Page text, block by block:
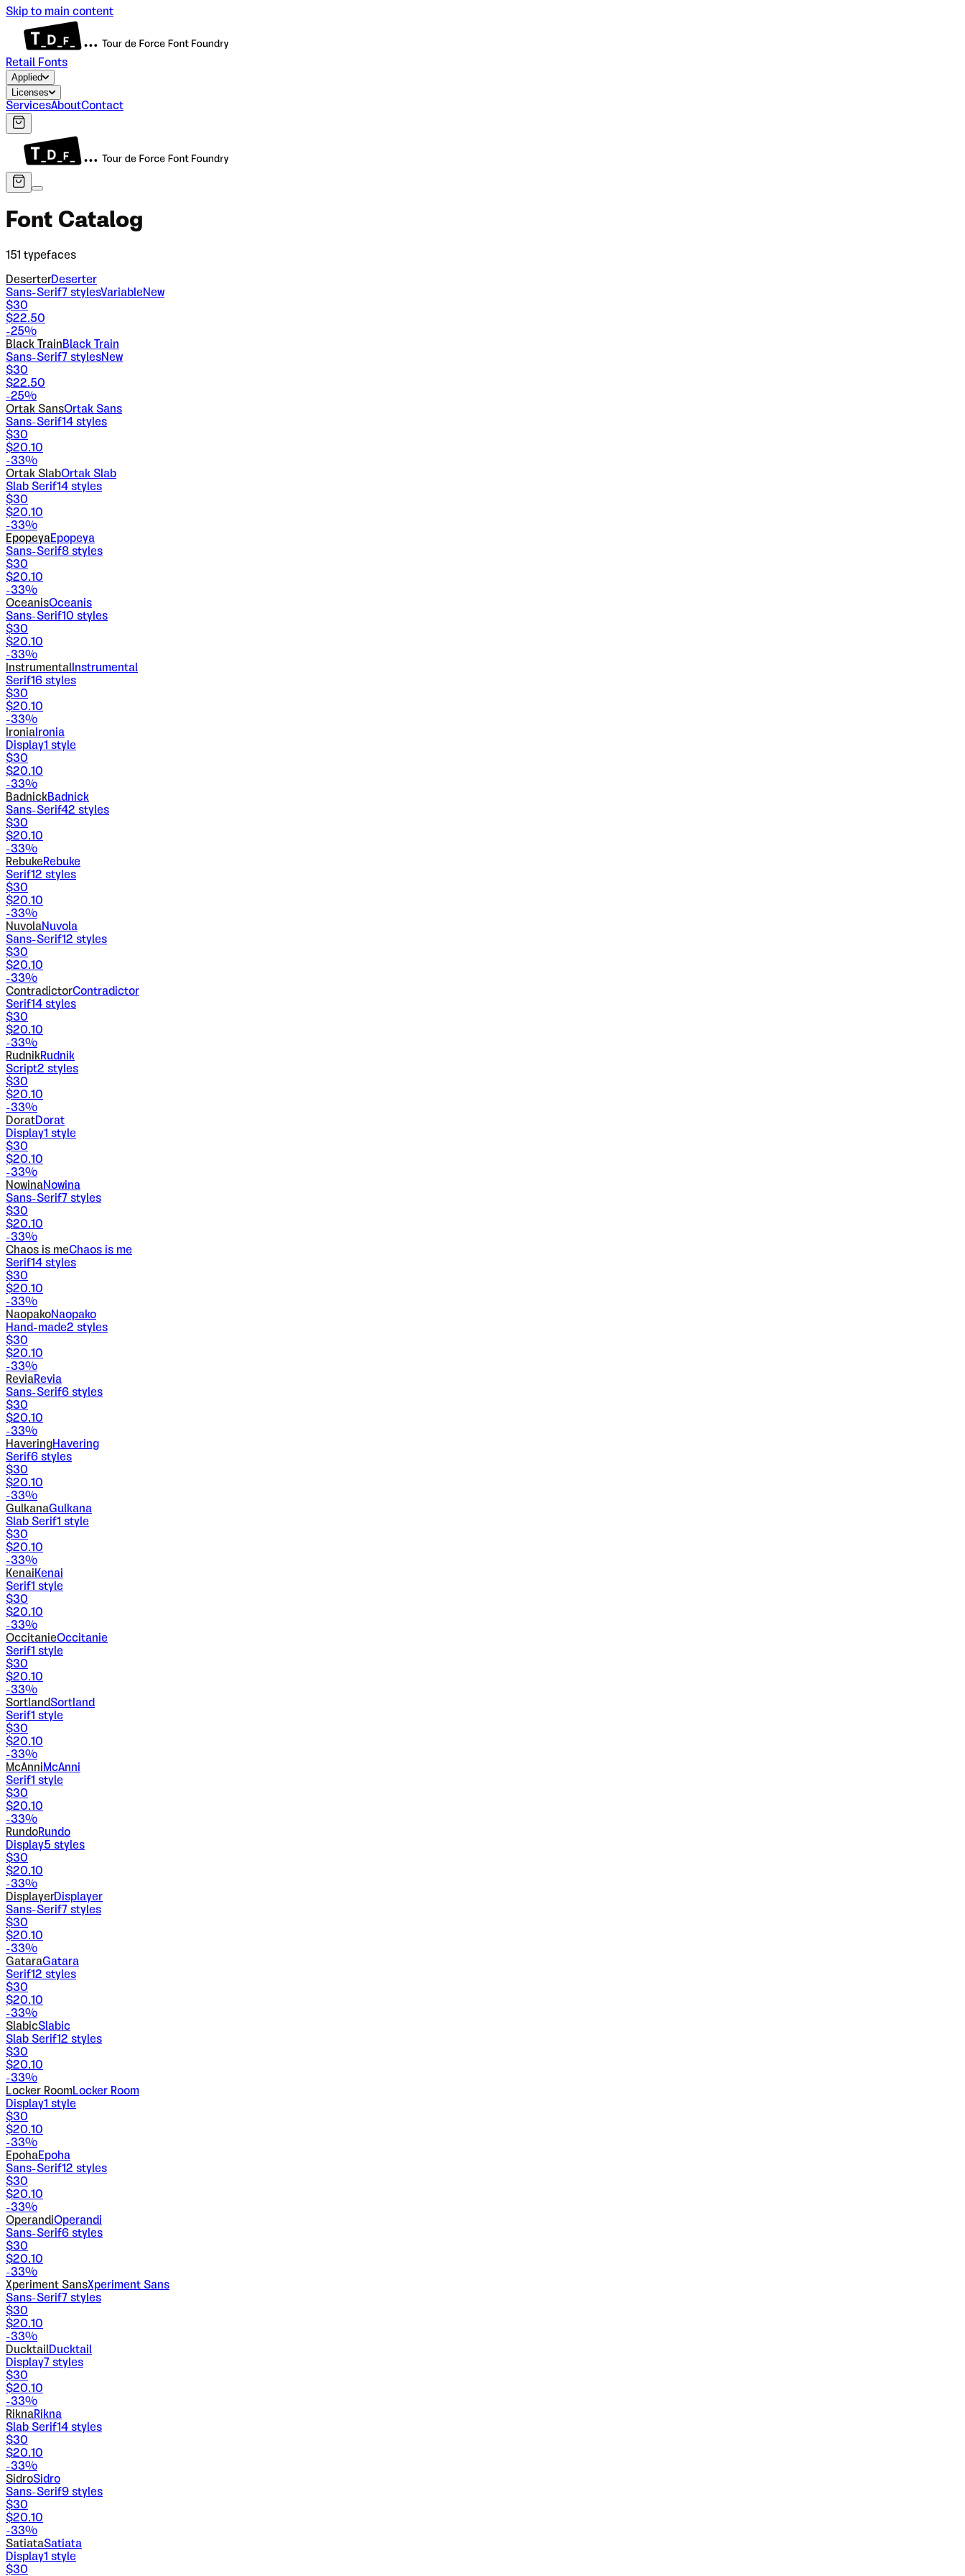
Skip to main content
Retail Fonts
Applied
Licenses
ServicesAboutContact
Font Catalog
151 typefaces
DeserterDeserter
Sans-Serif7 stylesVariable New
$30
$22.50
-25%
Black Train Black Train
Sans-Serif7 stylesNew
$30
$22.50
-25%
Ortak SansOrtak Sans
Sans-Serif14 styles
$30
$20.10
-33%
Ortak SlabOrtak Slab
Slab Serif14 styles
$30
$20.10
-33%
EpopeyaEpopeya
Sans-Serif8 styles
$30
$20.10
-33%
OceanisOceanis
Sans-Serif10 styles
$30
$20.10
-33%
Instrumental Instrumental
Serif16 styles
$30
$20.10
-33%
Ironia Ironia
Display1 style
$30
$20.10
-33%
BadnickBadnick
Sans-Serif42 styles
$30
$20.10
-33%
Rebuke Rebuke
Serif12 styles
$30
$20.10
-33%
NuvolaNuvola
Sans-Serif12 styles
$30
$20.10
-33%
ContradictorContradictor
Serif14 styles
$30
$20.10
-33%
RudnikRudnik
Script2 styles
$30
$20.10
-33%
DoratDorat
Display1 style
$30
$20.10
-33%
NowinaNowina
Sans-Serif7 styles
$30
$20.10
-33%
Chaos is meChaos is me
Serif14 styles
$30
$20.10
-33%
NaopakoNaopako
Hand-made2 styles
$30
$20.10
-33%
ReviaRevia
Sans-Serif6 styles
$30
$20.10
-33%
HaveringHavering
Serif6 styles
$30
$20.10
-33%
GulkanaGulkana
Slab Serif1 style
$30
$20.10
-33%
Kenai Kenai
Serif1 style
$30
$20.10
-33%
OccitanieOccitanie
Serif1 style
$30
$20.10
-33%
SortlandSortland
Serif1 style
$30
$20.10
-33%
McAnni McAnni
Serif1 style
$30
$20.10
-33%
RundoRundo
Display5 styles
$30
$20.10
-33%
DisplayerDisplayer
Sans-Serif7 styles
$30
$20.10
-33%
GataraGatara
Serif12 styles
$30
$20.10
-33%
SlabicSlabic
Slab Serif12 styles
$30
$20.10
-33%
Locker RoomLocker Room
Display1 style
$30
$20.10
-33%
EpohaEpoha
Sans-Serif12 styles
$30
$20.10
-33%
OperandiOperandi
Sans-Serif6 styles
$30
$20.10
-33%
Xperiment SansXperiment Sans
Sans-Serif7 styles
$30
$20.10
-33%
DucktailDucktail
Display7 styles
$30
$20.10
-33%
RiknaRikna
Slab Serif14 styles
$30
$20.10
-33%
SidroSidro
Sans-Serif9 styles
$30
$20.10
-33%
SatiataSatiata
Display1 style
$30